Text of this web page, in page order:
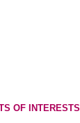
OF INTERESTS